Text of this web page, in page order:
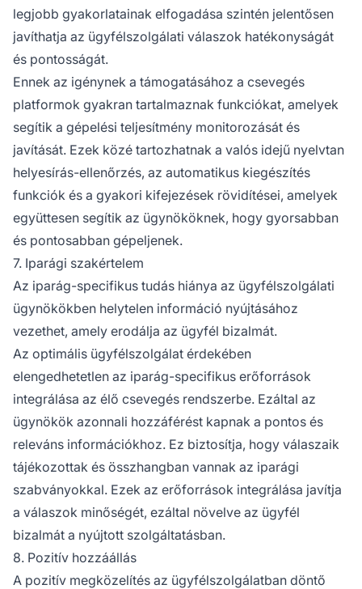
legjobb gyakorlatainak elfogadása szintén jelentősen
javíthatja az ügyfélszolgálati válaszok hatékonyságát
és pontosságát.
Ennek az igénynek a támogatásához a csevegés
platformok gyakran tartalmaznak funkciókat, amelyek
segítik a gépelési teljesítmény monitorozását és
javítását. Ezek közé tartozhatnak a valós idejű nyelvtan
helyesírás-ellenőrzés, az automatikus kiegészítés
funkciók és a gyakori kifejezések rövidítései, amelyek
együttesen segítik az ügynököknek, hogy gyorsabban
és pontosabban gépeljenek.
7. Iparági szakértelem
Az iparág-specifikus tudás hiánya az ügyfélszolgálati
ügynökökben helytelen információ nyújtásához
vezethet, amely erodálja az ügyfél bizalmát.
Az optimális ügyfélszolgálat érdekében
elengedhetetlen az iparág-specifikus erőforrások
integrálása az élő csevegés rendszerbe. Ezáltal az
ügynökök azonnali hozzáférést kapnak a pontos és
releváns információkhoz. Ez biztosítja, hogy válaszaik
tájékozottak és összhangban vannak az iparági
szabványokkal. Ezek az erőforrások integrálása javítja
a válaszok minőségét, ezáltal növelve az ügyfél
bizalmát a nyújtott szolgáltatásban.
8. Pozitív hozzáállás
A pozitív megközelítés az ügyfélszolgálatban döntő